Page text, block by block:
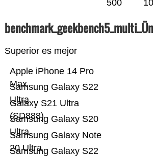
500
Superior es mejor
Samsung Galaxy S22
Samsung Galaxy Note
20 Ultra
Samsung Galaxy S20
Ultra
Galaxy S21 Ultra
(SD888)
Samsung Galaxy S22
Ultra
Apple iPhone 14 Pro
Max